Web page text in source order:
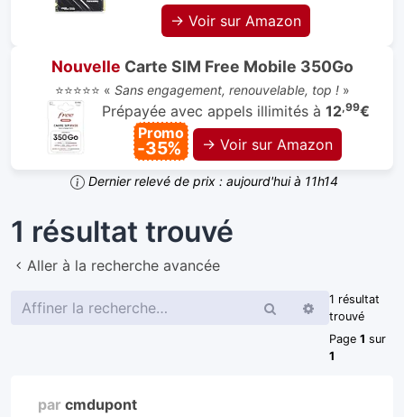
→ Voir sur Amazon
Nouvelle Carte SIM Free Mobile 350Go
⭐⭐⭐⭐⭐ « Sans engagement, renouvelable, top !»
Prépayée avec appels illimités à 12,99€
Promo
-35% → Voir sur Amazon
Dernier relevé de prix : aujourd'hui à 11h14
1 résultat trouvé
Aller à la recherche avancée
RechercherRecherche
1 résultat
trouvé
Page 1 sur
1
par cmdupont